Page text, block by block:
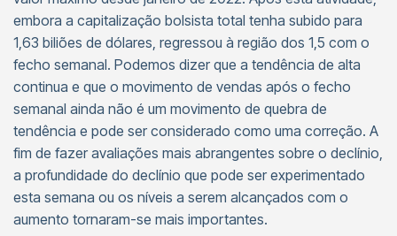
embora a capitalização bolsista total tenha subido para
1,63 biliões de dólares, regressou à região dos 1,5 com o
fecho semanal. Podemos dizer que a tendência de alta
continua e que o movimento de vendas após o fecho
semanal ainda não é um movimento de quebra de
tendência e pode ser considerado como uma correção. A
fim de fazer avaliações mais abrangentes sobre o declínio,
a profundidade do declínio que pode ser experimentado
esta semana ou os níveis a serem alcançados com o
aumento tornaram-se mais importantes.